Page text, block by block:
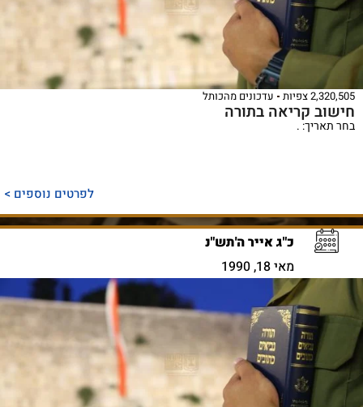
2,320,505 צפיות עדכונים מהכותל
חישוב קריאה בתורה
בחר תאריך: .
לפרטים נוספים >
כ"ג אייר ה'תש"נ
מאי 18, 1990